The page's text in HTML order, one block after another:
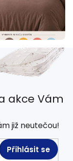
akce Vám
již neutečou!
Přihlásit se